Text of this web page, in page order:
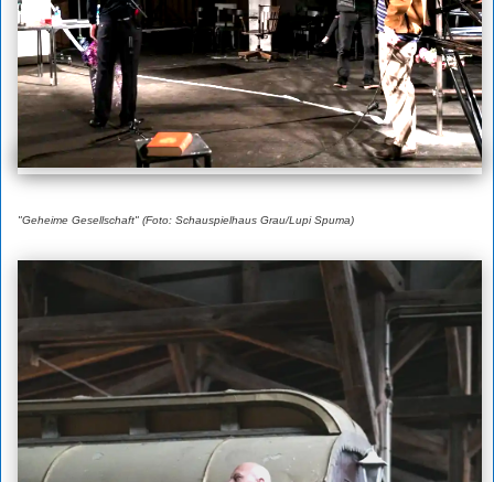
"Geheime Gesellschaft" (Foto: Schauspielhaus Grau/Lupi Spuma)